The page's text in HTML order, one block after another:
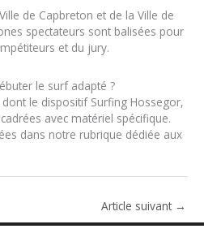
de Capbreton et de la Ville de
spectateurs sont balisées pour
et du jury.
le surf adapté ?
le dispositif Surfing Hossegor,
avec matériel spécifique.
dans notre rubrique dédiée aux
Article suivant →